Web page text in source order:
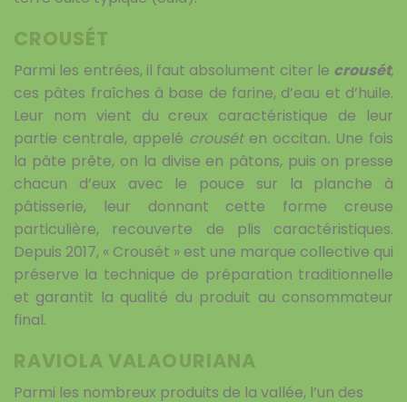
CROUSÉT
Parmi les entrées, il faut absolument citer le crousét,
ces pâtes fraîches à base de farine, d’eau et d’huile.
Leur nom vient du creux caractéristique de leur
partie centrale, appelé crouséten occitan. Une fois
la pâte prête, on la divise en pâtons, puis on presse
chacun d’eux avec le pouce sur la planche à
pâtisserie, leur donnant cette forme creuse
particulière, recouverte de plis caractéristiques.
Depuis 2017, « Crousét » est une marque collective qui
préserve la technique de préparation traditionnelle
et garantit la qualité du produit au consommateur
final.
RAVIOLA VALAOURIANA
Parmi les nombreux produits de la vallée, l’un des